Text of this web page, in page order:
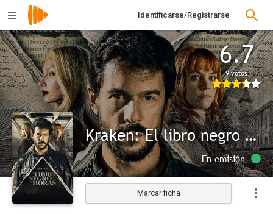
Identificarse/Registrarse
6.7
9 votos
Kraken: El libro negro de las horas
En emisión
Marcar ficha